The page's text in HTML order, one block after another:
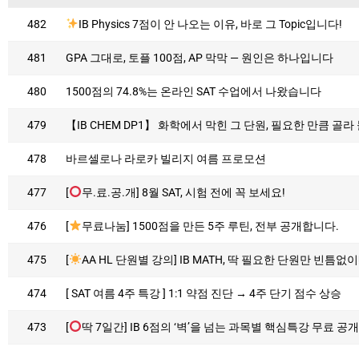
482 IB Physics 7점이 안 나오는 이유, 바로 그 Topic입니다!
481 GPA 그대로, 토플 100점, AP 막막 — 원인은 하나입니다
480 1500점의 74.8%는 온라인 SAT 수업에서 나왔습니다
479 【IB CHEM DP1】 화학에서 막힌 그 단원, 필요한 만큼 골라
478 바르셀로나 라로카 빌리지 여름 프로모션
477 [ 무.료.공.개] 8월 SAT, 시험 전에 꼭 보세요!
476 [ 무료나눔] 1500점을 만든 5주 루틴, 전부 공개합니다.
475 [ AA HL 단원별 강의] IB MATH, 딱 필요한 단원만 빈틈없
474 [ SAT 여름 4주 특강 ] 1:1 약점 진단 → 4주 단기 점수 상승
473 [ 딱 7일간] IB 6점의 ‘벽’을 넘는 과목별 핵심특강 무료 공